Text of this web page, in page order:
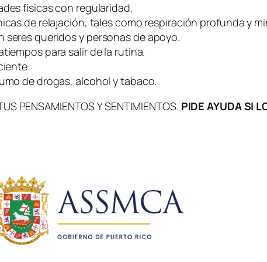
físicas con regularidad.
de relajación, tales como respiración profunda y
seres queridos y personas de apoyo.
para salir de la rutina.
de drogas, alcohol y tabaco.
PENSAMIENTOS Y SENTIMIENTOS. PIDE AYUDA SI